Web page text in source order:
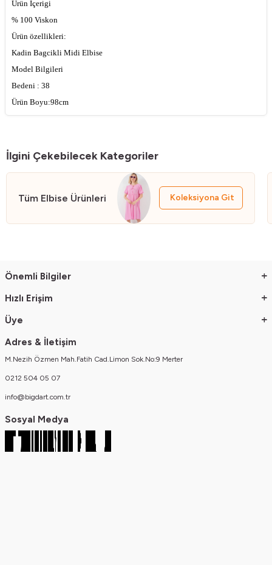
Ürün Içerigi
% 100 Viskon
Ürün özellikleri:
Kadin Bagcikli Midi Elbise
Model Bilgileri
Bedeni : 38
Ürün Boyu:98cm
Kol Boyu:27cm
Manken Ölçüsü : Boy:176 Gögüs:90 Bel:63 Basen:94
Yikamada ürünü bozmamak için 30 C'yi asmayiniz
Ürünü yikarken yikama talimatina uygun olarak yikayiniz
Renkli ürünlerde uygun deterjan kullaniniz
İlgini Çekebilecek Kategoriler
Tüm Elbise Ürünleri Koleksiyona Git
Önemli Bilgiler
Hızlı Erişim
Üye
Adres & İletişim
M.Nezih Özmen Mah.Fatih Cad.Limon Sok.No:9 Merter
0212 504 05 07
info@bigdart.com.tr
Sosyal Medya